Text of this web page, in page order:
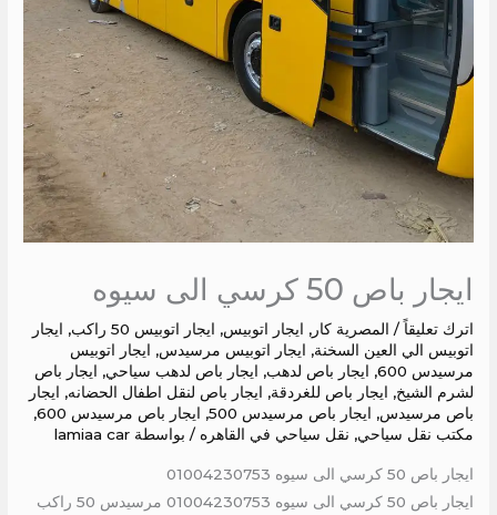
ايجار باص 50 كرسي الى سيوه
اترك تعليقاً / المصرية كار, ايجار اتوبيس, ايجار اتوبيس 50 راكب , ايجار
اتوبيس الي العين السخنة, ايجار اتوبيس مرسيدس, ايجار اتوبيس
مرسيدس 600
, ايجار باص لدهب, ايجار باص لدهب سياحي, ايجار باص
لشرم الشيخ, ايجار باص للغردقة, ايجار باص لنقل اطفال الحضانه, ايجار
باص مرسيدس, ايجار باص مرسيدس 500 , ايجار باص مرسيدس 600
,
مكتب نقل سياحي, نقل سياحي في القاهره / بواسطة lamiaa car
ايجار باص 50 كرسي الى سيوه 01004230753
ايجار باص 50 كرسي الى سيوه 01004230753 مرسيدس 50 راكب